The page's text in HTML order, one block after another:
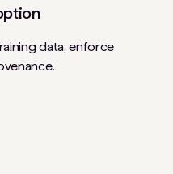
data, enforce